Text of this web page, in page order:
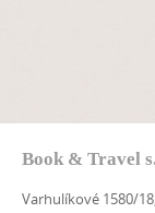
Book & Travel
Varhulíkové 1580/